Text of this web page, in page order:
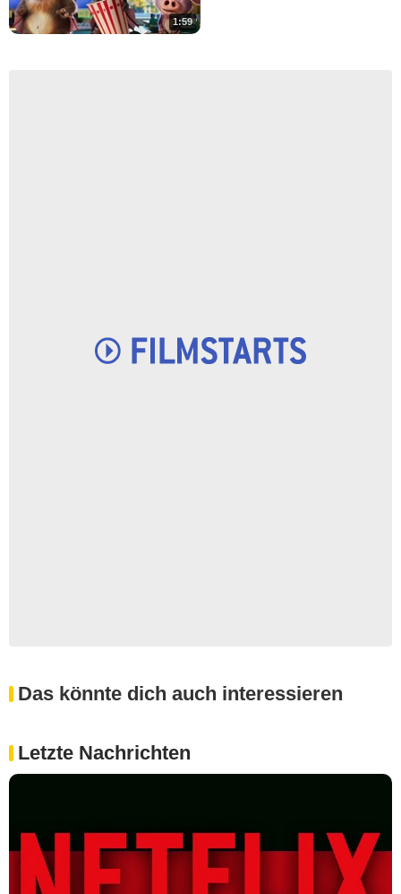
1:59
Das könnte dich auch interessieren
Letzte Nachrichten